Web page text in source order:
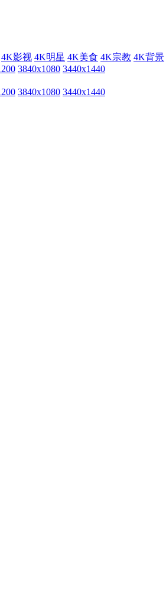
4K影视 4K明星 4K美食 4K宗教 4K背景
3840x1080 3440x1440
3840x1080 3440x1440